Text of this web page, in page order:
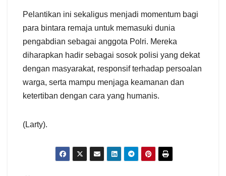
Pelantikan ini sekaligus menjadi momentum bagi
para bintara remaja untuk memasuki dunia
pengabdian sebagai anggota Polri. Mereka
diharapkan hadir sebagai sosok polisi yang dekat
dengan masyarakat, responsif terhadap persoalan
warga, serta mampu menjaga keamanan dan
ketertiban dengan cara yang humanis.
(Larty).